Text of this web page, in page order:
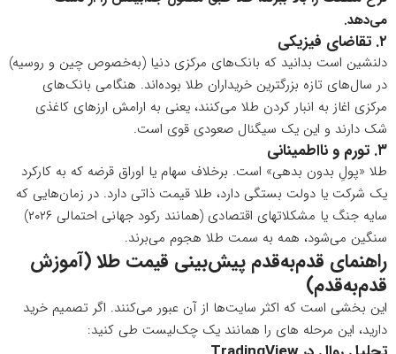
می‌دهد.
۲. تقاضای فیزیکی
دلنشین است بدانید که بانک‌های مرکزی دنیا (به‌خصوص چین و روسیه)
در سال‌های تازه بزرگترین خریداران طلا بوده‌اند. هنگامی بانک‌های
مرکزی اغاز به انبار کردن طلا می‌کنند، یعنی به ارامش ارزهای کاغذی
شک دارند و این یک سیگنال صعودی قوی است.
۳. تورم و نااطمینانی
طلا «پولِ بدون بدهی» است. برخلاف سهام یا اوراق قرضه که به کارکرد
یک شرکت یا دولت بستگی دارد، طلا قیمت ذاتی دارد. در زمان‌هایی که
سایه جنگ یا مشکلاتهای اقتصادی (همانند رکود جهانی احتمالی ۲۰۲۶)
سنگین می‌شود، همه به سمت طلا هجوم می‌برند.
راهنمای قدم‌به‌قدم پیش‌بینی قیمت طلا (آموزش
قدم‌به‌قدم)
این بخشی است که اکثر سایت‌ها از آن عبور می‌کنند. اگر تصمیم خرید
دارید، این مرحله های را همانند یک چک‌لیست طی کنید: